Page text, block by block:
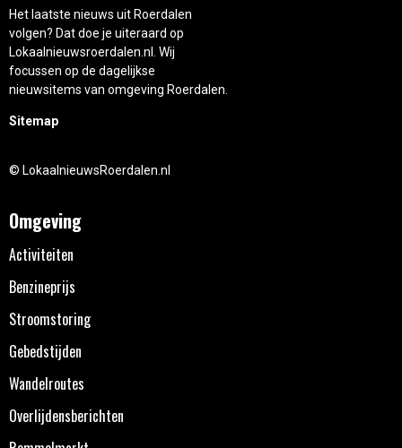
Het laatste nieuws uit Roerdalen
volgen? Dat doe je uiteraard op
Lokaalnieuwsroerdalen.nl. Wij
focussen op de dagelijkse
nieuwsitems van omgeving Roerdalen.
Sitemap
© LokaalnieuwsRoerdalen.nl
Omgeving
Activiteiten
Benzineprijs
Stroomstoring
Gebedstijden
Wandelroutes
Overlijdensberichten